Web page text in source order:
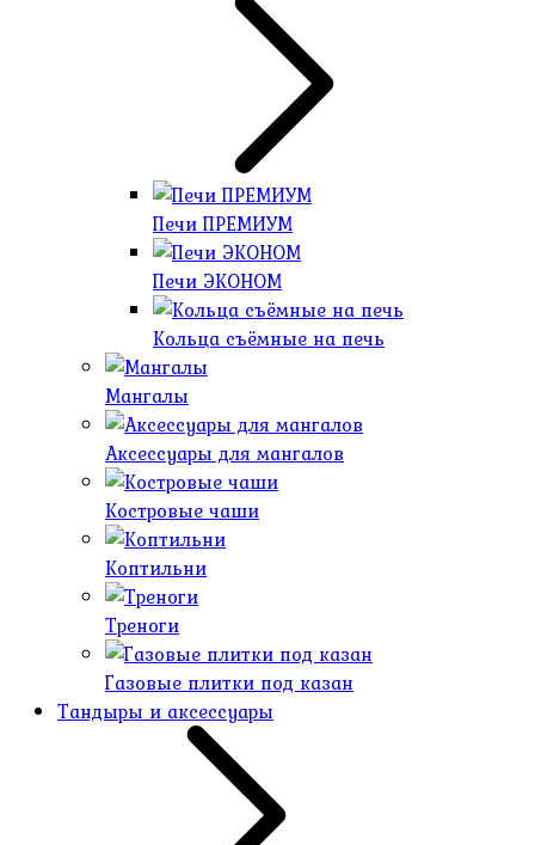
Печи ПРЕМИУМ
Печи ЭКОНОМ
Кольца съёмные на печь
Мангалы
Аксессуары для мангалов
Костровые чаши
Коптильни
Треноги
Газовые плитки под казан
Тандыры и аксессуары